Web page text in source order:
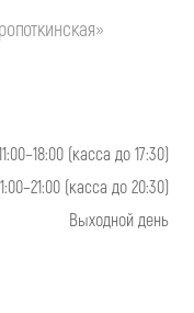
(касса до 17:30)
(касса до 20:30)
Выходной день